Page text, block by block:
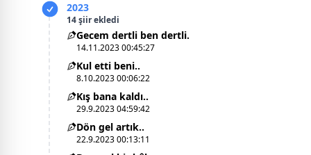
2023
14 şiir ekledi
Gecem dertli ben dertli.
14.11.2023 00:45:27
Kul etti beni..
8.10.2023 00:06:22
Kış bana kaldı..
29.9.2023 04:59:42
Dön gel artık..
22.9.2023 00:13:11